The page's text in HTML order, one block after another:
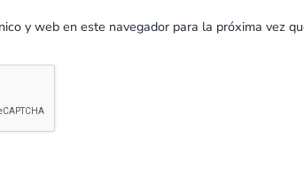
y web en este navegador para la próxima vez